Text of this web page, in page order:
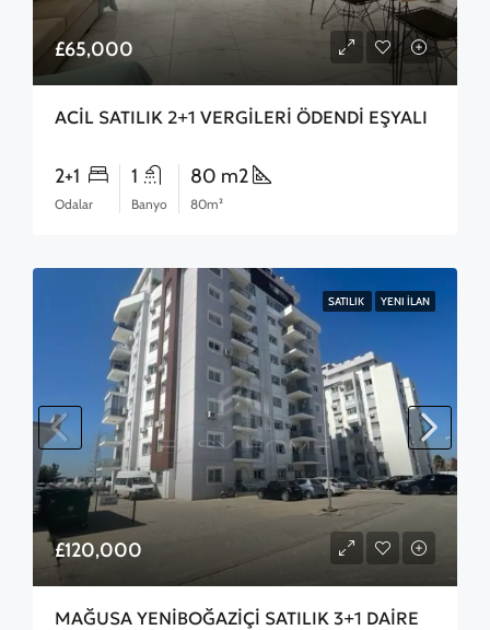
£65,000
ACİL SATILIK 2+1 VERGİLERİ ÖDENDİ EŞYALI
2+1
Odalar
1
Banyo
80 m2
80m²
SATILIK YENI İLAN
£120,000
MAĞUSA YENİBOĞAZİÇİ SATILIK 3+1 DAİRE